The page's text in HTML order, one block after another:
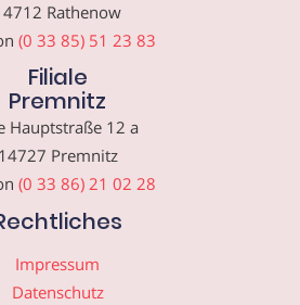
Rathenow
(0 33 85) 51 23 83
Filiale
Premnitz
Hauptstraße 12 a
14727 Premnitz
(0 33 86) 21 02 28
Impressum
Datenschutz